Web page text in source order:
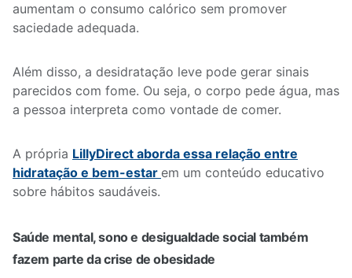
aumentam o consumo calórico sem promover
saciedade adequada.
Além disso, a desidratação leve pode gerar sinais
parecidos com fome. Ou seja, o corpo pede água, mas
a pessoa interpreta como vontade de comer.
A própria LillyDirect aborda essa relação entre
hidratação e bem-estar em um conteúdo educativo
sobre hábitos saudáveis.
Saúde mental, sono e desigualdade social também
fazem parte da crise de obesidade